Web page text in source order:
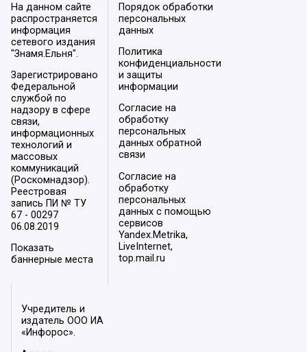
На данном сайте
распространяется
информация
сетевого издания
"Знамя.Ельня".
Зарегистрировано
Федеральной
службой по
надзору в сфере
связи,
информационных
технологий и
массовых
коммуникаций
(Роскомнадзор).
Реестровая
запись ПИ № ТУ
67 - 00297
06.08.2019
Показать
баннерные места
Порядок обработки
персональных
данных
Политика
конфиденциальности
и защиты
информации
Согласие на
обработку
персональных
данных обратной
связи
Согласие на
обработку
персональных
данных с помощью
сервисов
Yandex.Metrika,
LiveInternet,
top.mail.ru
Учредитель и
издатель ООО ИА
«Инфорос».